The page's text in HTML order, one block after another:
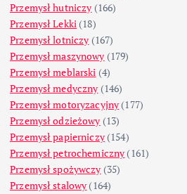
Przemysł hutniczy (166)
Przemysł Lekki (18)
Przemysł lotniczy (167)
Przemysł maszynowy (179)
Przemysł meblarski (4)
Przemysł medyczny (146)
Przemysł motoryzacyjny (177)
Przemysł odzieżowy (13)
Przemysł papierniczy(154)
Przemysł petrochemiczny (161)
Przemysł spożywczy (35)
Przemysł stalowy (164)